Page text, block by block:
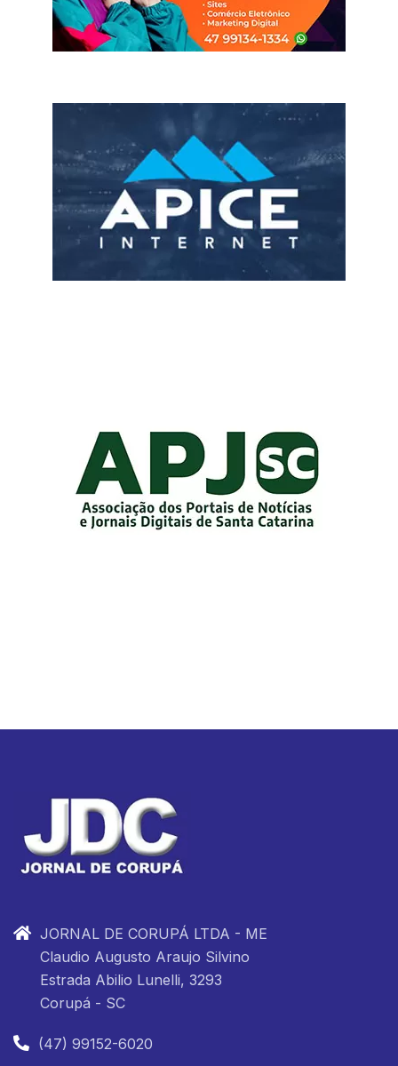
JORNAL DE CORUPÁ LTDA - ME
Claudio Augusto Araujo Silvino
Estrada Abilio Lunelli, 3293
Corupá - SC
(47) 99152-6020